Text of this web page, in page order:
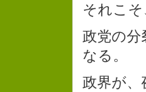
それこ
政党の
なる。
政界が、